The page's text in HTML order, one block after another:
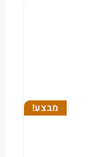
מבצע!